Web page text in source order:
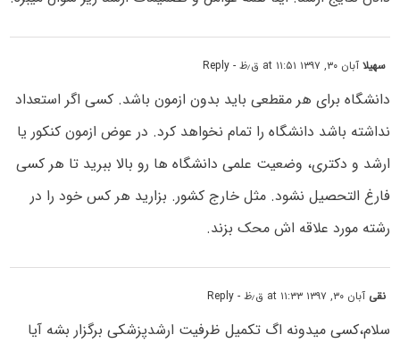
سهیلاآبان ۳۰, ۱۳۹۷ at ۱۱:۵۱ ق٫ظ - Reply
دانشگاه برای هر مقطعی باید بدون ازمون باشد. کسی اگر استعداد
نداشته باشد دانشگاه را تمام نخواهد کرد. در عوض ازمون کنکور یا
ارشد و دکتری، وضعیت علمی دانشگاه ها رو بالا ببرید تا هر کسی
فارغ التحصیل نشود. مثل خارج کشور. بزارید هر کس خود را در
رشته مورد علاقه اش محک بزند.
نقی آبان ۳۰, ۱۳۹۷ at ۱۱:۳۳ ق٫ظ - Reply
سلام،کسی میدونه اگ تکمیل ظرفیت ارشدپزشکی برگزار بشه آیا